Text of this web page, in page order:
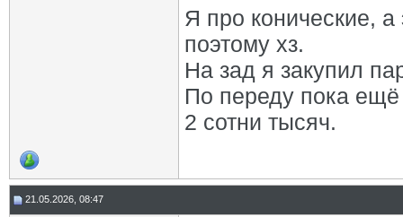
Я про конические,
поэтому хз.
На зад я закупил
По переду пока
2 сотни тысяч.
21.05.2026, 08:47